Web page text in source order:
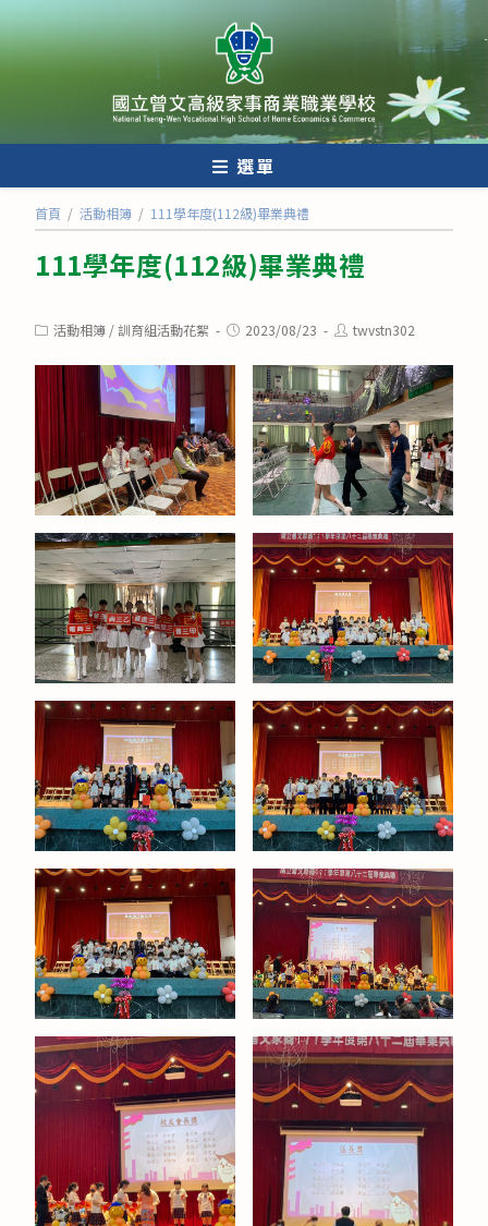
跳
轉
至
內
選單
首頁 / 活動相簿 / 111學年度(112級)畢業典禮
111學年度(112級)畢業典禮
Post活動相簿 /訓育組活動花絮
Post2023/08/23
Posttwvstn302